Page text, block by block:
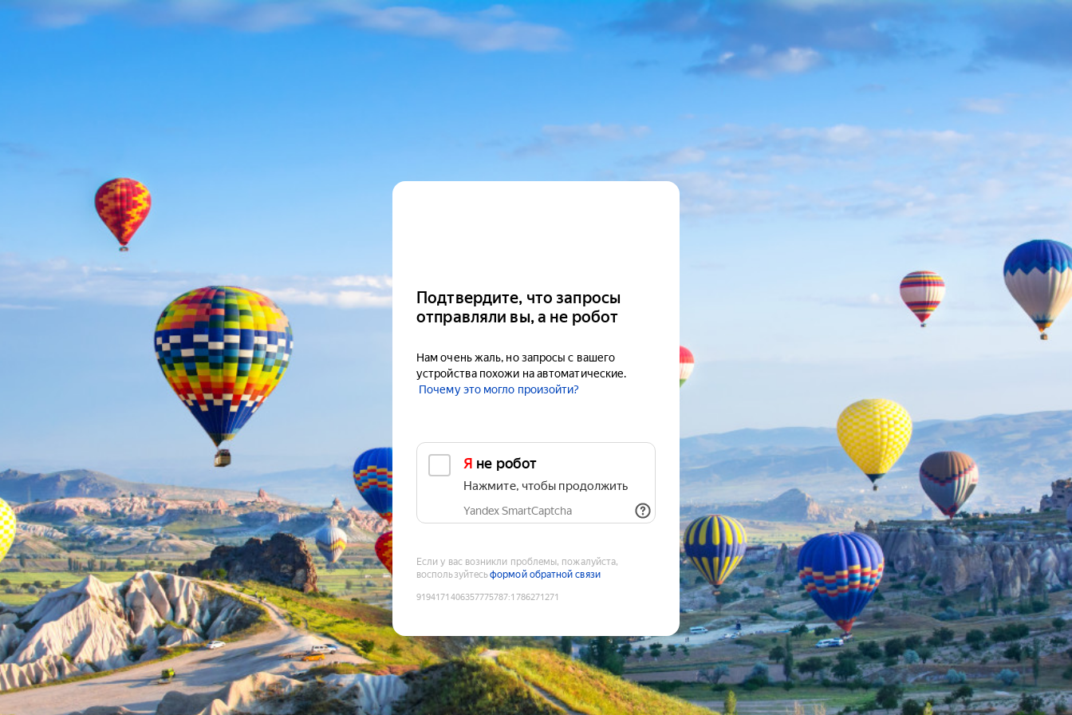
Подтвердите, что запросы
отправляли вы, а не робот
Нам очень жаль, но запросы с вашего
устройства похожи на автоматические.
Почему это могло произойти?
Я не робот
Нажмите, чтобы продолжить
Yandex SmartCaptcha
Если у вас возникли проблемы, пожалуйста,
воспользуйтесьформой обратной связи
9194171406357775787:1786271271